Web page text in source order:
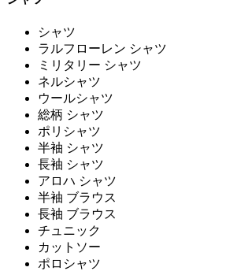
シャツ
ラルフローレン シャツ
ミリタリー シャツ
ネルシャツ
ウールシャツ
総柄 シャツ
ポリシャツ
半袖 シャツ
長袖 シャツ
アロハ シャツ
半袖 ブラウス
長袖 ブラウス
チュニック
カットソー
ポロシャツ